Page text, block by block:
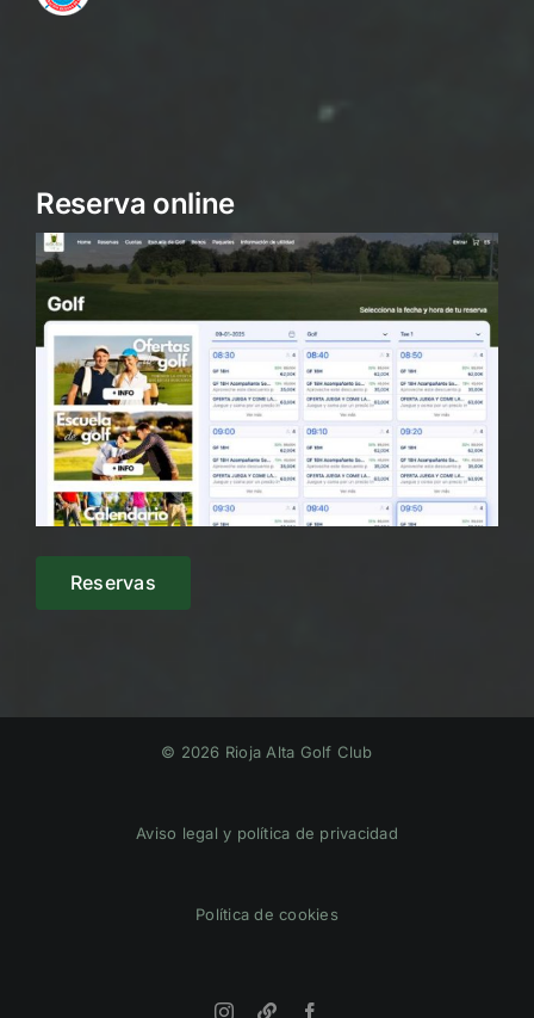
Reserva online
Reservas
© 2026 Rioja Alta Golf Club
Aviso legal y política de privacidad
Política de cookies